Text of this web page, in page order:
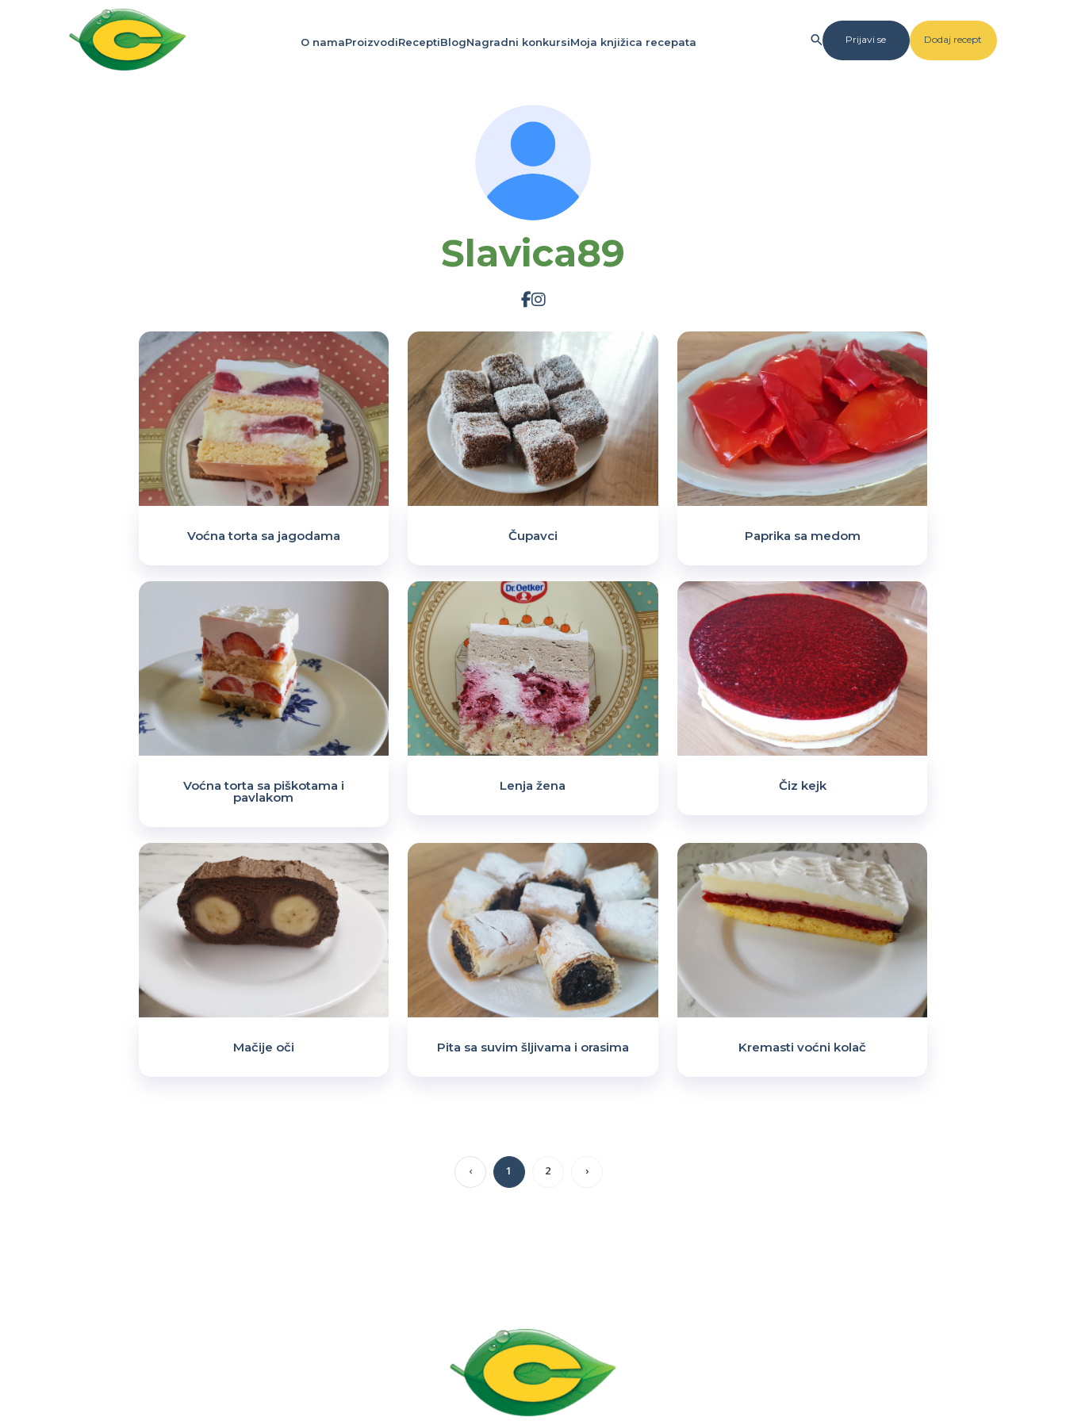
Slavica89
Voćna torta sa jagodama Čupavci Paprika sa medom
Voćna torta sa piškotama i
pavlakom
Lenja žena Čiz kejk
Mačije oči Pita sa suvim šljivama i orasima Kremasti voćni kolač
‹ 1 2 ›
O namaProizvodiReceptiBlogNagradni konkursiMoja knjižica recepata Prijavi se Dodaj recept